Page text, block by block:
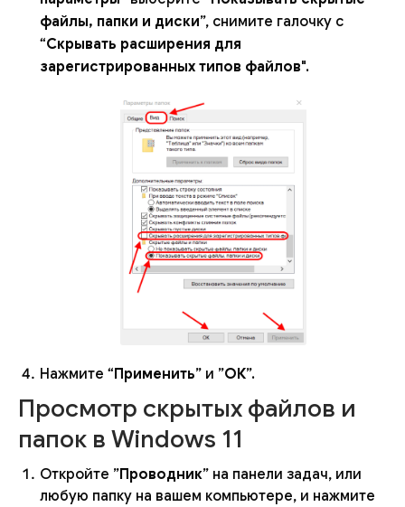
файлы, папки и диски”, снимите галочку с
“Скрывать расширения для
зарегистрированных типов файлов".
Нажмите “Применить” и ”ОК”.
Просмотр скрытых файлов и
папок в Windows 11
Откройте ”Проводник” на панели задач, или
любую папку на вашем компьютере, и нажмите